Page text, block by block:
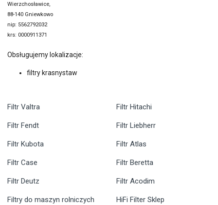
Wierzchosławice,
88-140 Gniewkowo
nip: 5562792032
krs: 0000911371
Obsługujemy lokalizacje:
filtry krasnystaw
Filtr Valtra
Filtr Fendt
Filtr Kubota
Filtr Case
Filtr Deutz
Filtr Hitachi
Filtr Liebherr
Filtr Atlas
Filtr Beretta
Filtr Acodim
Filtry do maszyn rolniczych HiFi Filter Sklep